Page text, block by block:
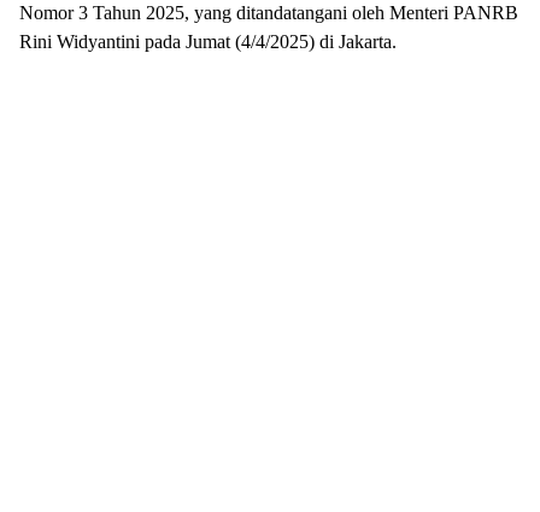
Nomor 3 Tahun 2025, yang ditandatangani oleh Menteri PANRB
Rini Widyantini pada Jumat (4/4/2025) di Jakarta.